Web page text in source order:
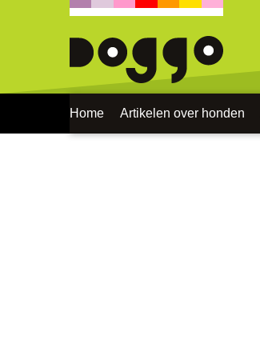
Home Artikelen over honden